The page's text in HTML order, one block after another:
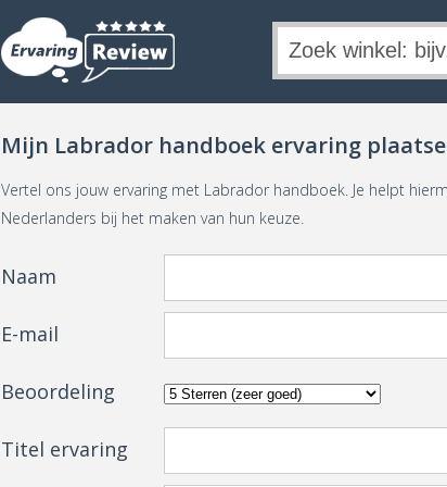
Mijn Labrador handboek ervaring
Vertel ons jouw ervaring met Labrador handboek. Je helpt
Nederlanders bij het maken van hun keuze.
Naam
E-mail
Beoordeling
Titel ervaring